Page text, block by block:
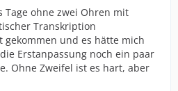
Tage ohne zwei Ohren mit
Transkription
und es hätte mich
Erstanpassung noch ein paar
Ohne Zweifel ist es hart, aber